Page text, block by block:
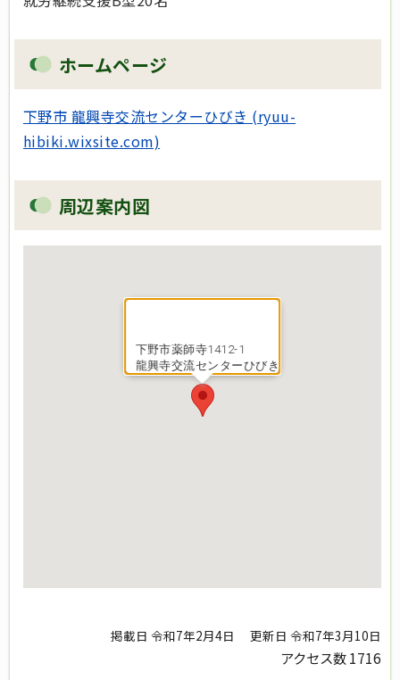
ホームページ
下野市 龍興寺交流センターひびき (ryuu-
hibiki.wixsite.com)
周辺案内図
下野市薬師寺1412-1
龍興寺交流センターひびき
掲載日 令和7年2月4日 更新日 令和7年3月10日
アクセス数1716